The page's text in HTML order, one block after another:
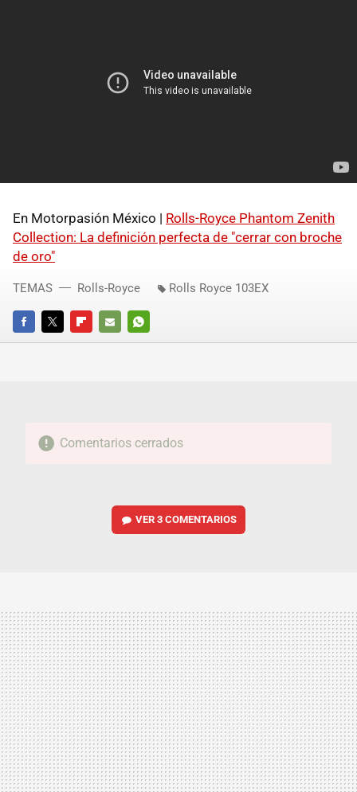
En Motorpasión México | Rolls-Royce Phantom Zenith
Collection: La definición perfecta de "cerrar con broche
de oro"
FACEBOOKTWITTERFLIPBOARD
E-
WHATSAPP
TEMAS Rolls-Royce Rolls Royce 103EX
Comentarios cerrados
VER3 COMENTARIOS